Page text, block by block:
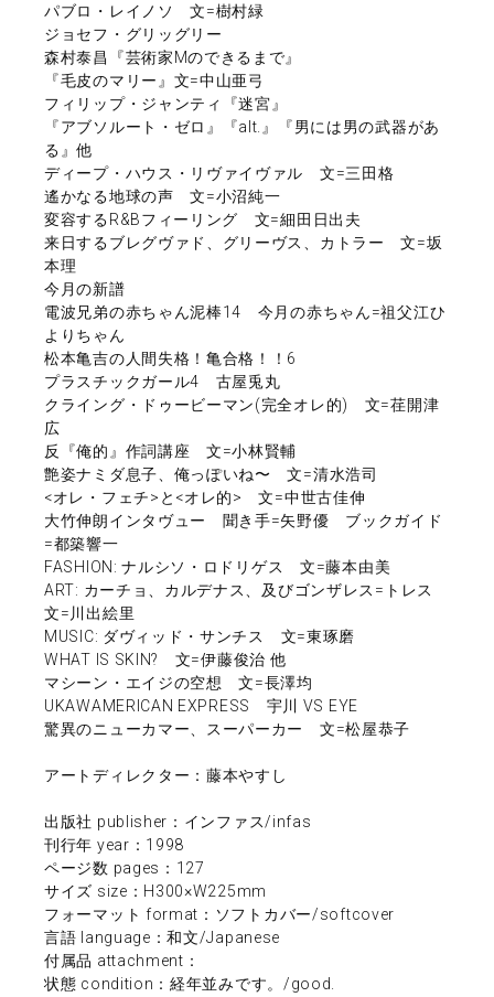
パブロ・レイノソ 文=樹村緑
ジョセフ・グリッグリー
森村泰昌『芸術家Mのできるまで』
『毛皮のマリー』文=中山亜弓
フィリップ・ジャンティ『迷宮』
『アブソルート・ゼロ』『alt.』『男には男の武器があ
る』他
ディープ・ハウス・リヴァイヴァル 文=三田格
遙かなる地球の声 文=小沼純一
変容するR&Bフィーリング 文=細田日出夫
来日するブレグヴァド、グリーヴス、カトラー 文=坂
本理
今月の新譜
電波兄弟の赤ちゃん泥棒14 今月の赤ちゃん=祖父江ひ
よりちゃん
松本亀吉の人間失格！亀合格！！6
プラスチックガール4 古屋兎丸
クライング・ドゥービーマン(完全オレ的) 文=荏開津
広
反『俺的』作詞講座 文=小林賢輔
艶姿ナミダ息子、俺っぽいね〜 文=清水浩司
<オレ・フェチ>と<オレ的> 文=中世古佳伸
大竹伸朗インタヴュー 聞き手=矢野優 ブックガイド
=都築響一
FASHION: ナルシソ・ロドリゲス 文=藤本由美
ART: カーチョ、カルデナス、及びゴンザレス=トレス
文=川出絵里
MUSIC: ダヴィッド・サンチス 文=東琢磨
WHAT IS SKIN? 文=伊藤俊治 他
マシーン・エイジの空想 文=長澤均
UKAWAMERICAN EXPRESS 宇川 VS EYE
驚異のニューカマー、スーパーカー 文=松屋恭子
アートディレクター：藤本やすし
出版社 publisher：インファス/infas
刊行年 year：1998
ページ数 pages：127
サイズ size：H300×W225mm
フォーマット format：ソフトカバー/softcover
言語 language：和文/Japanese
付属品 attachment：
状態 condition：経年並みです。/good.